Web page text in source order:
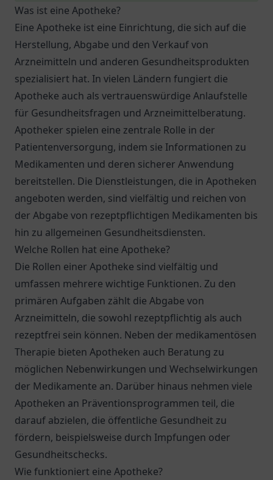
Was ist eine Apotheke?
Eine Apotheke ist eine Einrichtung, die sich auf die
Herstellung, Abgabe und den Verkauf von
Arzneimitteln und anderen Gesundheitsprodukten
spezialisiert hat. In vielen Ländern fungiert die
Apotheke auch als vertrauenswürdige Anlaufstelle
für Gesundheitsfragen und Arzneimittelberatung.
Apotheker spielen eine zentrale Rolle in der
Patientenversorgung, indem sie Informationen zu
Medikamenten und deren sicherer Anwendung
bereitstellen. Die Dienstleistungen, die in Apotheken
angeboten werden, sind vielfältig und reichen von
der Abgabe von rezeptpflichtigen Medikamenten bis
hin zu allgemeinen Gesundheitsdiensten.
Welche Rollen hat eine Apotheke?
Die Rollen einer Apotheke sind vielfältig und
umfassen mehrere wichtige Funktionen. Zu den
primären Aufgaben zählt die Abgabe von
Arzneimitteln, die sowohl rezeptpflichtig als auch
rezeptfrei sein können. Neben der medikamentösen
Therapie bieten Apotheken auch Beratung zu
möglichen Nebenwirkungen und Wechselwirkungen
der Medikamente an. Darüber hinaus nehmen viele
Apotheken an Präventionsprogrammen teil, die
darauf abzielen, die öffentliche Gesundheit zu
fördern, beispielsweise durch Impfungen oder
Gesundheitschecks.
Wie funktioniert eine Apotheke?